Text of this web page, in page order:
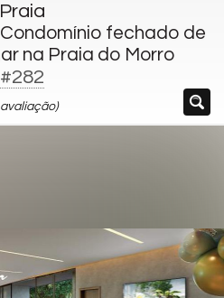
Praia
fechado de
na Praia do Morro
#282